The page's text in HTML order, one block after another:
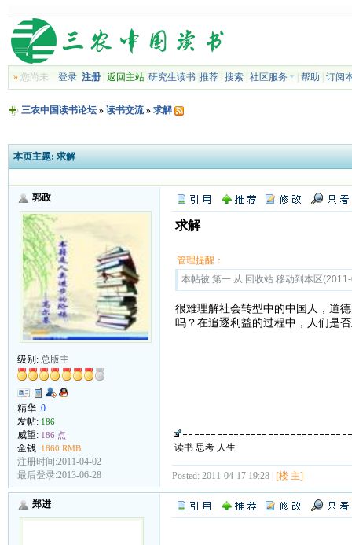
»您尚未 登录 注册| 返回主站| 研究生读书| 推荐| 搜索| 社区服务 帮助 订阅
三农中国读书论坛» 读书交流» 求解
本页主题: 求解
郭政
级别: 总版主
精华: 0
发帖: 186
威望: 186 点
金钱: 1860 RMB
注册时间:2011-04-02
最后登录:2013-06-28
求解
管理提醒：
本帖被 第一 从 回收站 移动到本区
很难理解社会转型中的中国人，道
吗？在追逐利益的过程中，人们是
读书 思考 人生
Posted: 2011-04-17 19:28 | [楼 主]
郑进